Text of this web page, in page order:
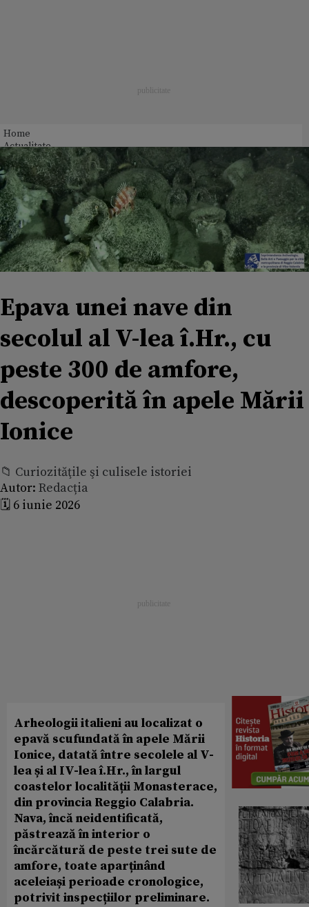
Home
Actualitate
Epava unei nave din
secolul al V-lea î.Hr., cu
peste 300 de amfore,
descoperită în apele Mării
Ionice
📁 Curiozităţile şi culisele istoriei
Autor: Redacția
🗓️ 6 iunie 2026
Arheologii italieni au localizat o
epavă scufundată în apele Mării
Ionice, datată între secolele al V-
lea și al IV-lea î.Hr., în largul
coastelor localității Monasterace,
din provincia Reggio Calabria.
Nava, încă neidentificată,
păstrează în interior o
încărcătură de peste trei sute de
amfore, toate aparținând
aceleiași perioade cronologice,
potrivit inspecțiilor preliminare.